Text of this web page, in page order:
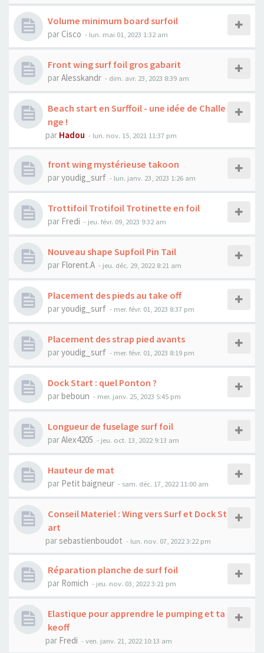
Volume minimum board surfoil
parCisco - lun. mai 01, 2023 1:32 am
Front wing surf foil gros gabarit
parAlesskandr - dim. avr. 23, 2023 8:39 am
Beach start en Surffoil - une idée de Challe
nge !
par Hadou - lun. nov. 15, 2021 11:37 pm
front wing mystérieuse takoon
paryoudig_surf - lun. janv. 23, 2023 1:26 am
Trottifoil Trotifoil Trotinette en foil
par Fredi - jeu. févr. 09, 2023 9:32 am
Nouveau shape Supfoil Pin Tail
par Florent.A - jeu. déc. 29, 2022 8:21 am
Placement des pieds au take off
paryoudig_surf - mer. févr. 01, 2023 8:37 pm
Placement des strap pied avants
paryoudig_surf - mer. févr. 01, 2023 8:19 pm
Dock Start : quel Ponton ?
parbeboun - mer. janv. 25, 2023 5:45 pm
Longueur de fuselage surf foil
parAlex4205 - jeu. oct. 13, 2022 9:13 am
Hauteur de mat
par Petit baigneur - sam. déc. 17, 2022 11:00 am
Conseil Materiel : Wing vers Surf et Dock St
art
parsebastienboudot - lun. nov. 07, 2022 3:22 pm
Réparation planche de surf foil
par Romich - jeu. nov. 03, 2022 3:21 pm
Elastique pour apprendre le pumping et ta
keoff
par Fredi -ven. janv. 21, 2022 10:13 am